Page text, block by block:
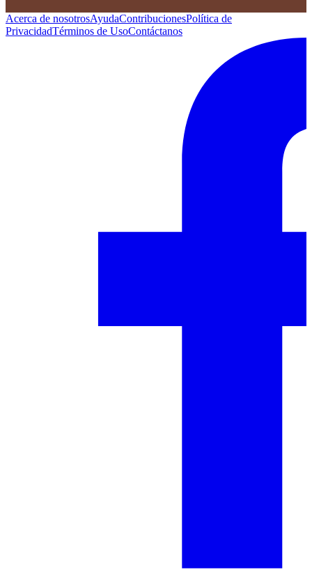
Acerca de nosotrosAyudaContribucionesPolítica de
PrivacidadTérminos de UsoContáctanos